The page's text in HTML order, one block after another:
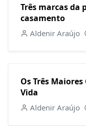
Três marcas da
casamento
Aldenir Araújo
Os Três
Vida
Aldenir Araújo